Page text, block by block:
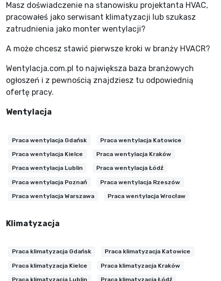
Masz doświadczenie na stanowisku projektanta HVAC,
pracowałeś jako serwisant klimatyzacji lub szukasz
zatrudnienia jako monter wentylacji?
A może chcesz stawić pierwsze kroki w branży HVACR?
Wentylacja.com.pl to największa baza branżowych
ogłoszeń i z pewnością znajdziesz tu odpowiednią
ofertę pracy.
Wentylacja
Praca wentylacja Gdańsk Praca wentylacja Katowice
Praca wentylacja Kielce Praca wentylacja Kraków
Praca wentylacja Lublin Praca wentylacja Łódź
Praca wentylacja Poznań Praca wentylacja Rzeszów
Praca wentylacja Warszawa Praca wentylacja Wrocław
Klimatyzacja
Praca klimatyzacja Gdańsk Praca klimatyzacja Katowice
Praca klimatyzacja Kielce Praca klimatyzacja Kraków
Praca klimatyzacja Lublin Praca klimatyzacja Łódź